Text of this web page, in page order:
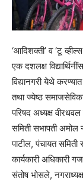
‘आदिशक्ती’ व ‘टू
एक दशलक्ष
विद्यानगरी येथे
तथा ज्येष्ठ
परिषद अध्यक्ष
समिती सभापती अमोल
पाटील, पंचायत
कार्यकारी अधिकारी
संतोष भोसले,